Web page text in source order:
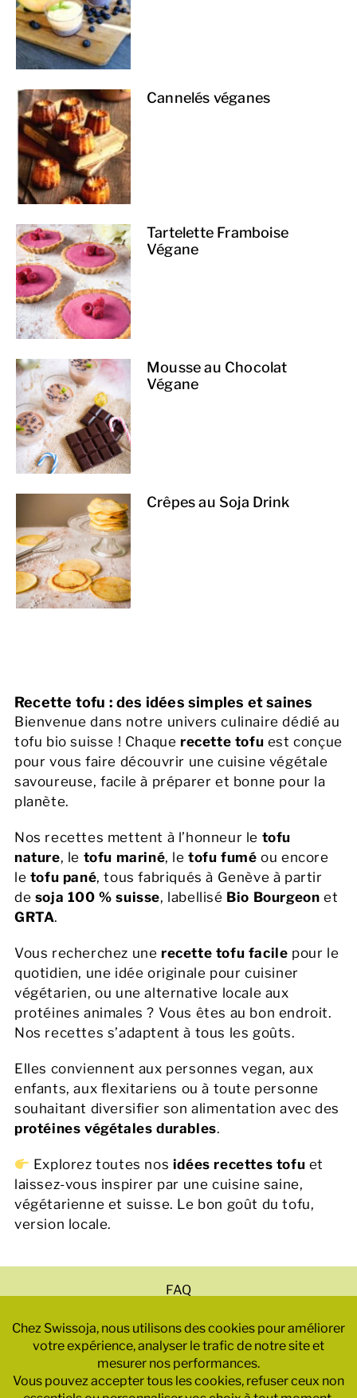
Cannelés véganes
Tartelette Framboise
Végane
Mousse au Chocolat
Végane
Crêpes au Soja Drink
Recette tofu : des idées simples et saines
Bienvenue dans notre univers culinaire dédié au
tofu bio suisse ! Chaque recette tofu est conçue
pour vous faire découvrir une cuisine végétale
savoureuse, facile à préparer et bonne pour la
planète.
Nos recettes mettent à l’honneur le tofu
nature, le tofu mariné, letofu fumé ou encore
le tofu pané, tous fabriqués à Genève à partir
de soja 100 % suisse, labellisé Bio Bourgeon et
GRTA.
Vous recherchez une recette tofu facile pour le
quotidien, une idée originale pour cuisiner
végétarien, ou une alternative locale aux
protéines animales ? Vous êtes au bon endroit.
Nos recettes s’adaptent à tous les goûts.
Elles conviennent aux personnes vegan, aux
enfants, aux flexitariens ou à toute personne
souhaitant diversifier son alimentation avec des
protéines végétales durables.
Explorez toutes nos idées recettes tofu et
laissez-vous inspirer par une cuisine saine,
végétarienne et suisse. Le bon goût du tofu,
version locale.
FAQ
Politique de confidentialité
CGV